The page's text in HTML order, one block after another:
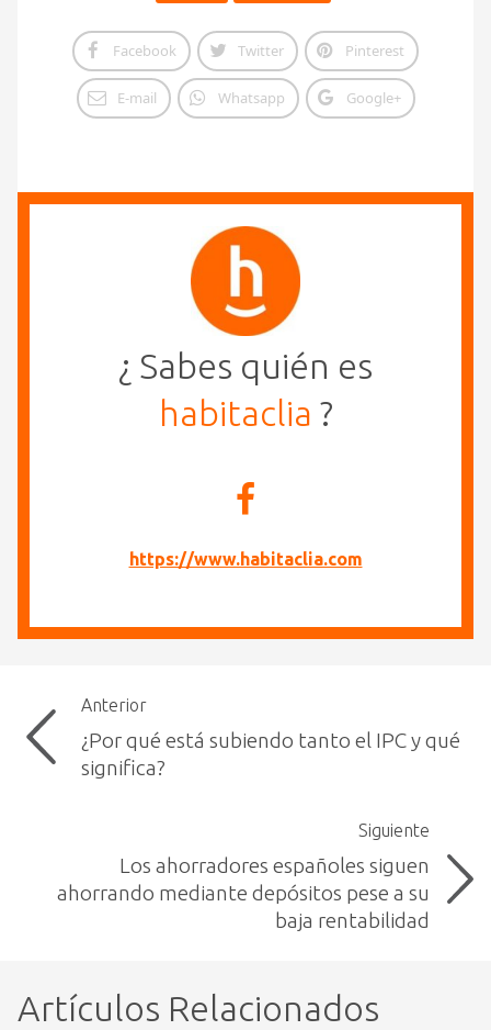
Facebook Twitter Pinterest
E-mail Whatsapp Google+
¿ Sabes quién es
habitaclia ?
https://www.habitaclia.com
Anterior
¿Por qué está subiendo tanto el IPC y qué
significa?
Siguiente
Los ahorradores españoles siguen
ahorrando mediante depósitos pese a su
baja rentabilidad
Artículos Relacionados